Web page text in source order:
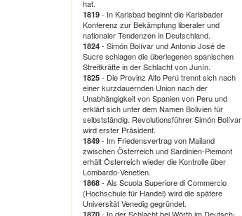
hat.
1819 - In Karlsbad beginnt die Karlsbader
Konferenz zur Bekämpfung liberaler und
nationaler Tendenzen in Deutschland.
1824 - Simón Bolívar und Antonio José de
Sucre schlagen die überlegenen spanischen
Streitkräfte in der Schlacht von Junín.
1825 - Die Provinz Alto Perú trennt sich nach
einer kurzdauernden Union nach der
Unabhängigkeit von Spanien von Peru und
erklärt sich unter dem Namen Bolivien für
selbstständig. Revolutionsführer Simón Bolívar
wird erster Präsident.
1849 - Im Friedensvertrag von Mailand
zwischen Österreich und Sardinien-Piemont
erhält Österreich wieder die Kontrolle über
Lombardo-Venetien.
1868 - Als Scuola Superiore di Commercio
(Hochschule für Handel) wird die spätere
Universität Venedig gegründet.